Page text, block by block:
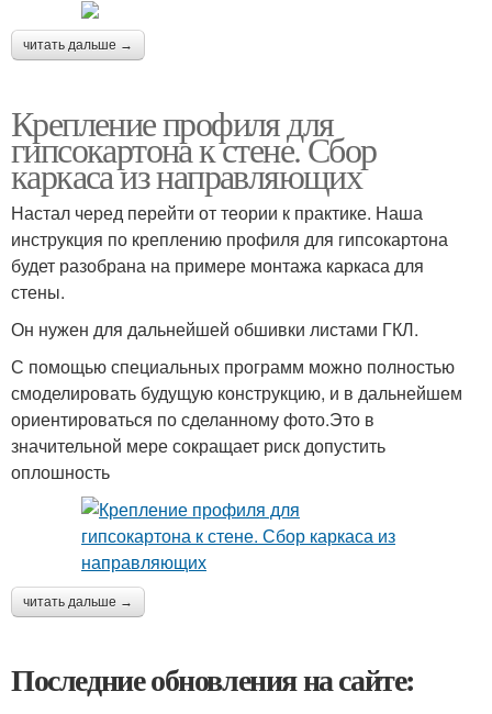
читать дальше →
Крепление профиля для
гипсокартона к стене. Сбор
каркаса из направляющих
Настал черед перейти от теории к практике. Наша
инструкция по креплению профиля для гипсокартона
будет разобрана на примере монтажа каркаса для
стены.
Он нужен для дальнейшей обшивки листами ГКЛ.
С помощью специальных программ можно полностью
смоделировать будущую конструкцию, и в дальнейшем
ориентироваться по сделанному фото.Это в
значительной мере сокращает риск допустить
оплошность
читать дальше →
Последние обновления на сайте: